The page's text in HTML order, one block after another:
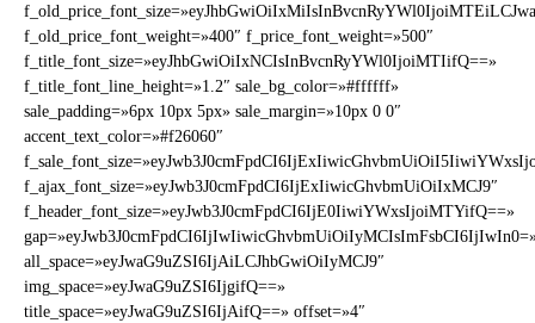
f_old_price_font_weight=»400″ f_price_font_weight=»500″
f_title_font_size=»eyJhbGwiOiIxNCIsInBvcnRyYWl0IjoiMTIifQ==»
f_title_font_line_height=»1.2″ sale_bg_color=»#ffffff»
sale_padding=»6px 10px 5px» sale_margin=»10px 0 0″
accent_text_color=»#f26060″
f_ajax_font_size=»eyJwb3J0cmFpdCI6IjExIiwicGhvbmUiOiIxMCJ9″
f_header_font_size=»eyJwb3J0cmFpdCI6IjE0IiwiYWxsIjoiMTYifQ==»
all_space=»eyJwaG9uZSI6IjAiLCJhbGwiOiIyMCJ9″
img_space=»eyJwaG9uZSI6IjgifQ==»
title_space=»eyJwaG9uZSI6IjAifQ==» offset=»4″